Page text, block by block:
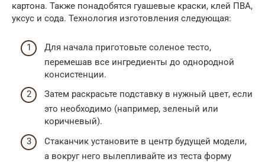
картона. Также понадобятся гуашевые краски, клей ПВА,
уксус и сода. Технология изготовления следующая:
Для начала приготовьте соленое тесто,
перемешав все ингредиенты до однородной
консистенции.
Затем раскрасьте подставку в нужный цвет, если
это необходимо (например, зеленый или
коричневый).
Стаканчик установите в центр будущей модели,
а вокруг него вылепливайте из теста форму